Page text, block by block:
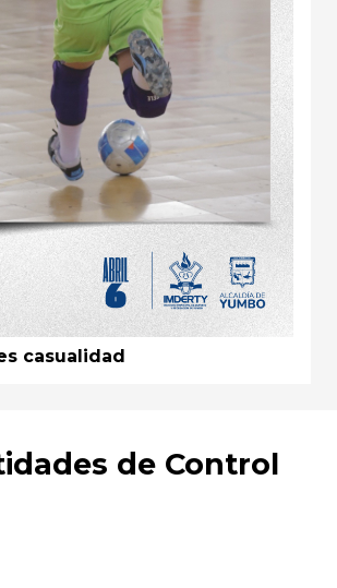
casualidad
de Control